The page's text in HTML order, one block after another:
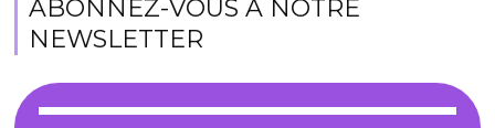
ABONNEZ-VOUS À NOTRE
NEWSLETTER